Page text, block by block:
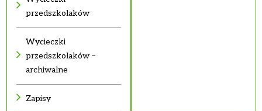
przedszkolaków
Wycieczki
przedszkolaków –
archiwalne
Zapisy